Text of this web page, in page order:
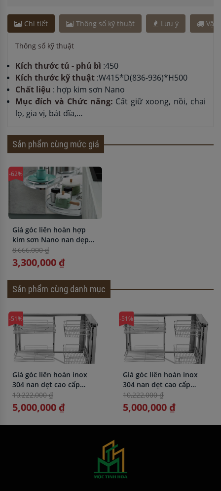
Chi tiết Thông số kỹ thuật Lưu ý Vận
Thông số kỹ thuật
Kích thước tủ - phủ bì :450
Kích thước kỹ thuật :W415*D(836-936)*H500
Chất liệu : hợp kim sơn Nano
Mục đích và Chức năng: Cất giữ xoong, nồi, chai
lọ, gia vị, bát đĩa,…
Sản phẩm cùng mức giá
-62%
Giá góc liên hoàn hợp
kim sơn Nano nan dẹp
BossEU BS301.1290L
8,666,000 ₫
3,300,000 ₫
Sản phẩm cùng danh mục
-51%
Giá góc liên hoàn inox
304 nan dẹt cao cấp
BossEU BS304.900R
10,222,000 ₫
5,000,000 ₫
-51%
Giá góc liên hoàn inox
304 nan dẹt cao cấp
BossEU BS304.900L
10,222,000 ₫
5,000,000 ₫